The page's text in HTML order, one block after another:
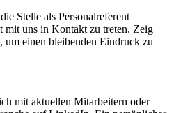
Stelle als Personalreferent
mit uns in Kontakt zu treten. Zeig
um einen bleibenden Eindruck zu
mit aktuellen Mitarbeitern oder